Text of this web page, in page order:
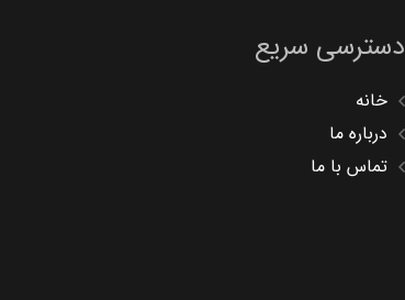
دسترسی سریع
خانه
درباره ما
تماس با ما